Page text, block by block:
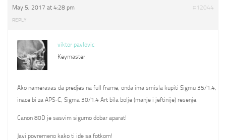
May 5, 2017 at 4:28 pm #12044
REPLY
viktor pavlovic
Keymaster
Ako nameravas da predjes na full frame, onda ima smisla kupiti Sigmu 35/1.4,
inace bi za APS-C, Sigma 30/1.4 Art bila bolje (manje i jeftinije) resenje.
Canon 80D je sasvim sigurno dobar aparat!
Javi povremeno kako ti ide sa fotkom!